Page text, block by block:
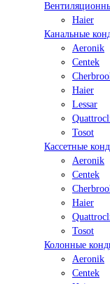
Haier
Канальные
Aeronik
Centek
Haier
Lessar
Tosot
Кассетные
Aeronik
Centek
Haier
Tosot
Колонные
Aeronik
Centek